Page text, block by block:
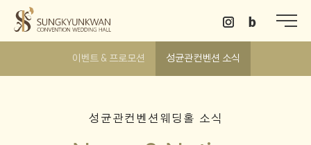
이벤트 & 프로모션 성균관컨벤션 소식
성균관컨벤션웨딩홀 소식